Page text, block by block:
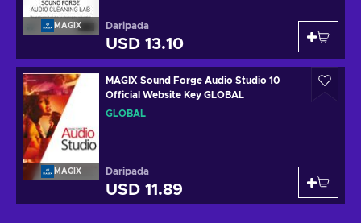
MAGIX Daripada
USD 13.10
MAGIX
MAGIX Sound Forge Audio Studio 10
Official Website Key GLOBAL
GLOBAL
Daripada
USD 11.89